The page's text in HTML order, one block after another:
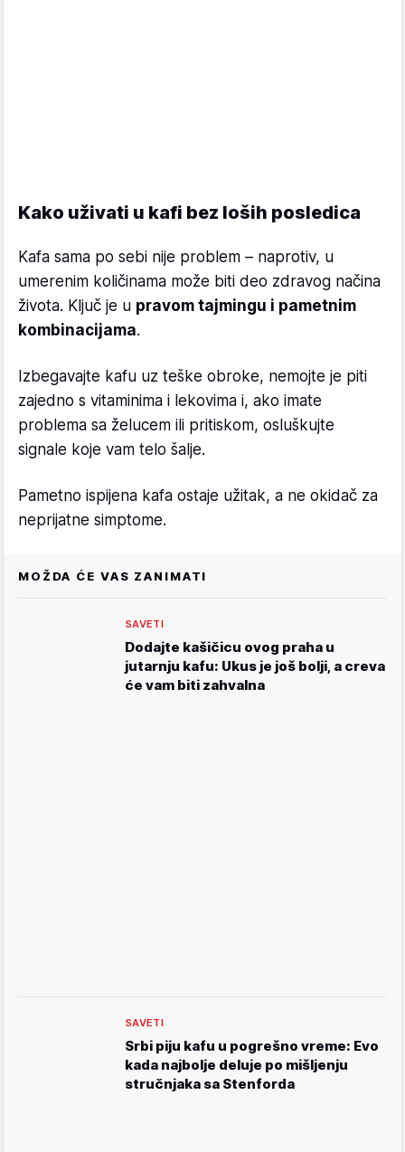
Kako uživati u kafi bez loših posledica
Kafa sama po sebi nije problem – naprotiv, u
umerenim količinama može biti deo zdravog načina
života. Ključ je u pravom tajmingu i pametnim
kombinacijama.
Izbegavajte kafu uz teške obroke, nemojte je piti
zajedno s vitaminima i lekovima i, ako imate
problema sa želucem ili pritiskom, osluškujte
signale koje vam telo šalje.
Pametno ispijena kafa ostaje užitak, a ne okidač za
neprijatne simptome.
MOŽDA ĆE VAS ZANIMATI
SAVETI
Dodajte kašičicu ovog praha u
jutarnju kafu: Ukus je još bolji, a creva
će vam biti zahvalna
SAVETI
Srbi piju kafu u pogrešno vreme: Evo
kada najbolje deluje po mišljenju
stručnjaka sa Stenforda